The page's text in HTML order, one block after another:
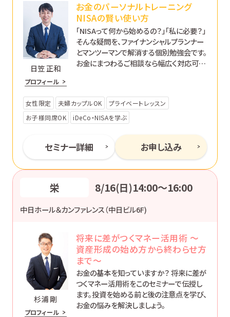
日笠 正和
プロフィール
お金のパーソナルトレーニング
NISAの賢い使い方
「NISAって何から始めるの？」「私に必要？」
そんな疑問を、ファイナンシャルプランナー
とマンツーマンで解消する個別勉強会です。
お金にまつわるご相談なら幅広く対応可能
女性限定 夫婦カップルOK
プライベートレッスン
お子様同席OK
iDeCo・NISAを学ぶ
セミナー詳細 お申し込み
栄 8/16(日)14:00〜16:00
中日ホール＆カンファレンス（中日ビル6F)
杉浦 剛
プロフィール
将来に差がつくマネー活用術 ～
資産形成の始め方から終わらせ方
まで～
お金の基本を知っていますか？ 将来に差が
つくマネー活用術をこのセミナーで伝授し
ます。投資を始める前と後の注意点を学び、
お金の悩みを解決しましょう。